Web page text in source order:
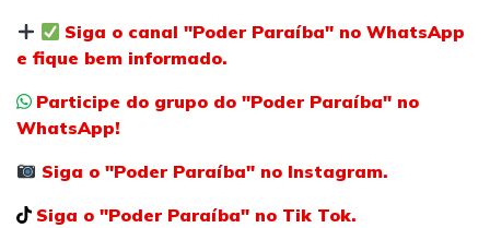
Siga o canal "Poder Paraíba" no WhatsApp
e fique bem informado.
Participe do grupo do "Poder Paraíba" no
WhatsApp!
Siga o "Poder Paraíba" no Instagram.
Siga o "Poder Paraíba" no Tik Tok.